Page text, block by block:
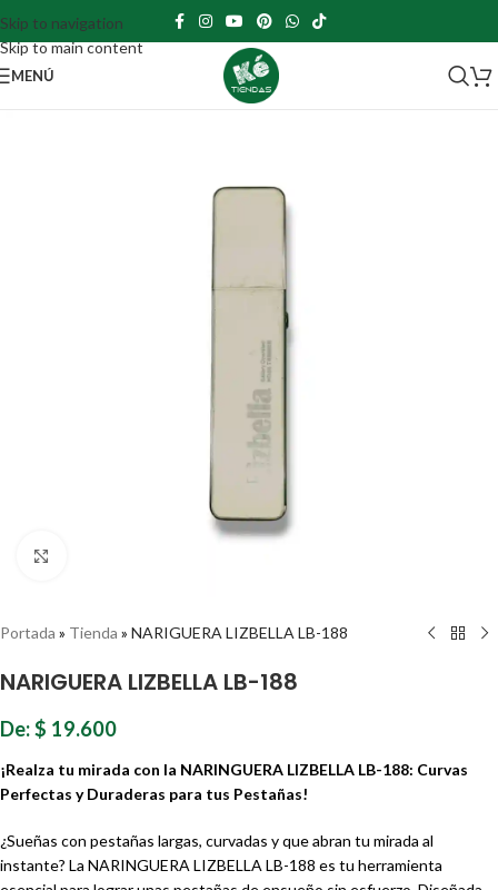
Skip to navigation
Skip to main content
MENÚ
Portada » Tienda » NARIGUERA LIZBELLA LB-188
NARIGUERA LIZBELLA LB-188
De:$ 19.600
¡Realza tu mirada con la NARINGUERA LIZBELLA LB-188: Curvas
Perfectas y Duraderas para tus Pestañas!
¿Sueñas con pestañas largas, curvadas y que abran tu mirada al
instante? La NARINGUERA LIZBELLA LB-188 es tu herramienta